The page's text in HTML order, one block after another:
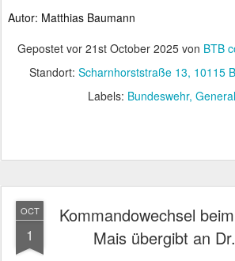
Autor: Matthias Baumann
Gepostet vor 21st October 2025 von BTB
Standort: Scharnhorststraße 13, 10115
Labels: Bundeswehr General
OCT
1
Kommandowechsel
Mais übergibt an